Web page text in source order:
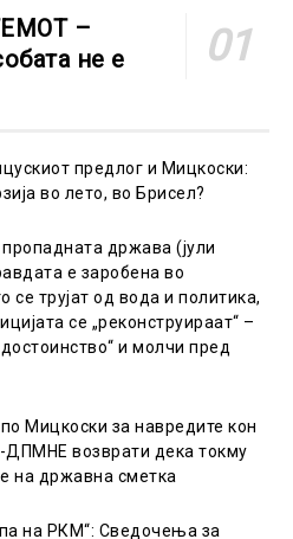
–
не е
предлог и Мицкоски:
во лето, во Брисел?
држава (јули
е заробена во
се трујат од вода и политика,
се „реконструираат“ –
и молчи пред
Мицкоски за навредите кон
ДПМНЕ возврати дека токму
на државна сметка
на РКМ“: Сведочења за